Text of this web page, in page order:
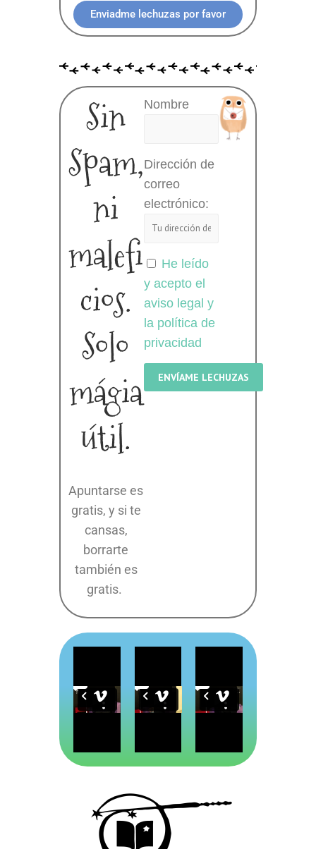
Enviadme lechuzas por favor
Sin
Spam,
ni
malefi
cios.
Solo
mágia
útil.
Apuntarse es
gratis, y si te
cansas,
borrarte
también es
gratis.
Nombre
Dirección de
correo
electrónico:
He leído
y acepto el
aviso legal y
la política de
privacidad